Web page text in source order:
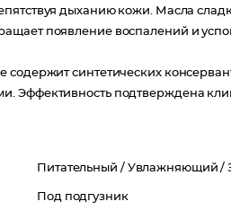
дыханию кожи. Масла
появление воспалений и
содержит синтетических
Эффективность подтверждена
Питательный / Увлажняющий /
Под подгузник